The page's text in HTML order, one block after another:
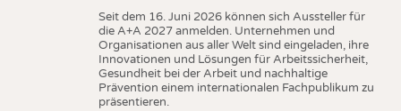
Seit dem 16. Juni 2026 können sich Aussteller für
die A+A 2027 anmelden. Unternehmen und
Organisationen aus aller Welt sind eingeladen, ihre
Innovationen und Lösungen für Arbeitssicherheit,
Gesundheit bei der Arbeit und nachhaltige
Prävention einem internationalen Fachpublikum zu
präsentieren.